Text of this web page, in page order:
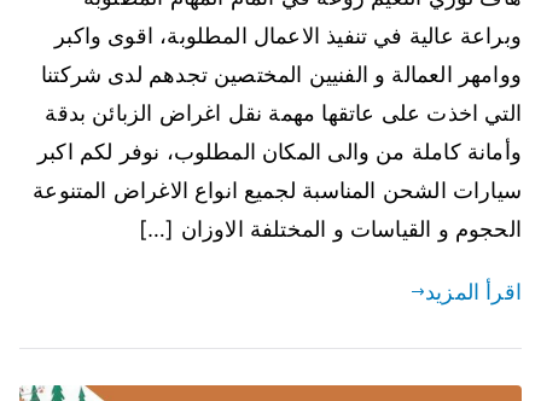
وبراعة عالية في تنفيذ الاعمال المطلوبة، اقوى واكبر
ووامهر العمالة و الفنيين المختصين تجدهم لدى شركتنا
التي اخذت على عاتقها مهمة نقل اغراض الزبائن بدقة
وأمانة كاملة من والى المكان المطلوب، نوفر لكم اكبر
سيارات الشحن المناسبة لجميع انواع الاغراض المتنوعة
الحجوم و القياسات و المختلفة الاوزان […]
اقرأ المزيد